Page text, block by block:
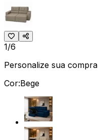
1/6
Personalize sua compra
Cor:Bege